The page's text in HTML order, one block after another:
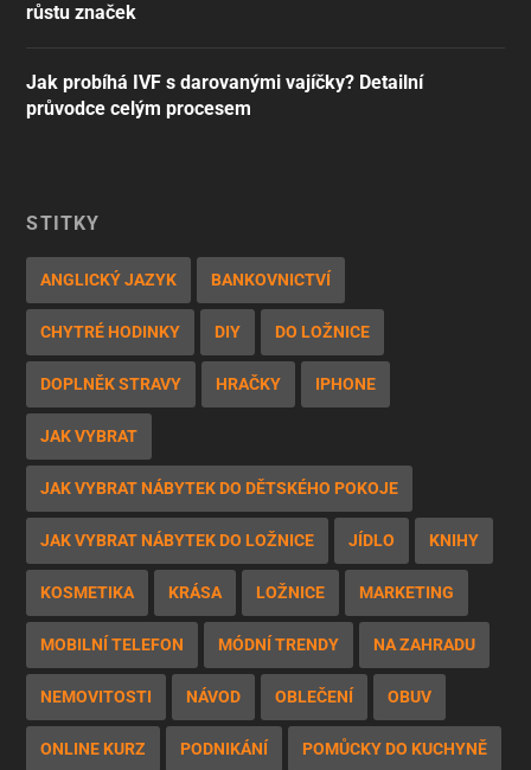
růstu značek
Jak probíhá IVF s darovanými vajíčky? Detailní
průvodce celým procesem
ŠTÍTKY
ANGLICKÝ JAZYK BANKOVNICTVÍ
CHYTRÉ HODINKY DIY DO LOŽNICE
DOPLNĚK STRAVY HRAČKY IPHONE
JAK VYBRAT
JAK VYBRAT NÁBYTEK DO DĚTSKÉHO POKOJE
JAK VYBRAT NÁBYTEK DO LOŽNICE JÍDLO KNIHY
KOSMETIKA KRÁSA LOŽNICE MARKETING
MOBILNÍ TELEFON MÓDNÍ TRENDY NA ZAHRADU
NEMOVITOSTI NÁVOD OBLEČENÍ OBUV
ONLINE KURZ PODNIKÁNÍ POMŮCKY DO KUCHYNĚ